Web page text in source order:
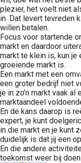
plezier, het voelt niet
in. Dat levert tevreden
willen betalen.
Focus voor startende
markt en daardoor
markt te klein is, kun je
groeiende markt is.
Een markt met een
een groter bedrijf niet
je in zo’n markt vaak
marktaandeel
En de kans daarop is
expert, je kunt
in die markt en je kunt
duidelijk is dat jij een
En die andere
toekomst weer bij doen.